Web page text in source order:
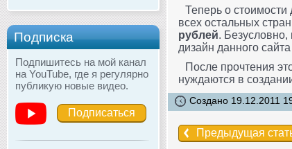
Подписка
Подпишитесь на мой канал
на YouTube, где я регулярно
публикую новые видео.
Подписаться
Теперь о стоимости
всех остальных
рублей.
дизайн данного
После прочтения
нуждаются в
Создано 19.12.2011
Предыдущая